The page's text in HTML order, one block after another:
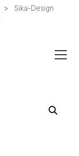
>
Sika-Design